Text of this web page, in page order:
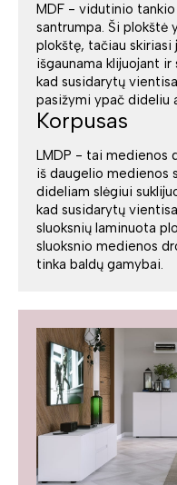
MDF - vidutinio
santrumpa. Ši plokštė
plokštę, tačiau skiriasi
išgaunama klijuojant
kad susidarytų
pasižymi ypač dideliu
Korpusas
LMDP - tai medienos
iš daugelio medienos
dideliam slėgiui
kad susidarytų
sluoksnių laminuota
sluoksnio medienos
tinka baldų gamybai.